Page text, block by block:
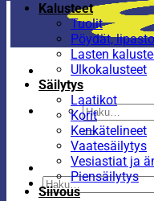
Etsi:
Etsi:
Kalusteet
Tuolit
Pöydät,
Lasten
Ulkokalusteet
Säilytys
Laatikot
Korit
Kenkätelineet
Vaatesäilytys
Vesiastiat ja
Piensäilytys
Siivous